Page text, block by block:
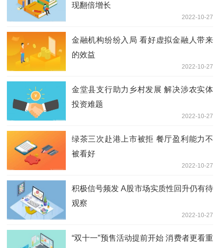
现翻倍增长
2022-10-27
金融机构纷纷入局 看好虚拟金融人带来
的效益
2022-10-27
金堂县支行助力乡村发展 解决涉农实体
投资难题
2022-10-27
绿茶三次赴港上市被拒 餐厅盈利能力不
被看好
2022-10-27
积极信号频发 A股市场实质性回升仍有待
观察
2022-10-27
“双十一”预售活动提前开始 消费者更看重